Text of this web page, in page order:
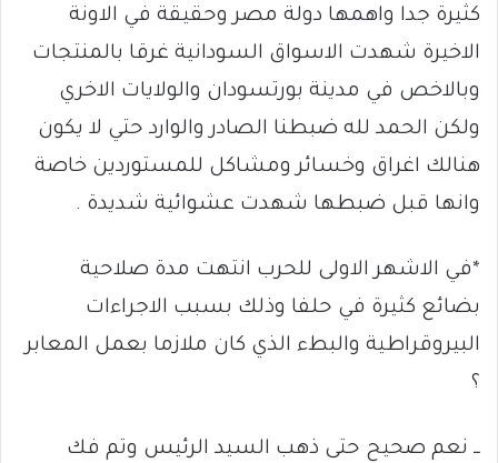
كثيرة جدا واهمها دولة مصر وحقيقة في الاونة
الاخيرة شهدت الاسواق السودانية غرقا بالمنتجات
وبالاخص في مدينة بورتسودان والولايات الاخري
ولكن الحمد لله ضبطنا الصادر والوارد حتي لا يكون
هنالك اغراق وخسائر ومشاكل للمستوردين خاصة
وانها قبل ضبطها شهدت عشوائية شديدة .
*في الاشهر الاولى للحرب انتهت مدة صلاحية
بضائع كثيرة في حلفا وذلك بسبب الاجراءات
البيروقراطية والبطء الذي كان ملازما بعمل المعابر
؟
ــ نعم صحيح حتى ذهب السيد الرئيس وتم فك